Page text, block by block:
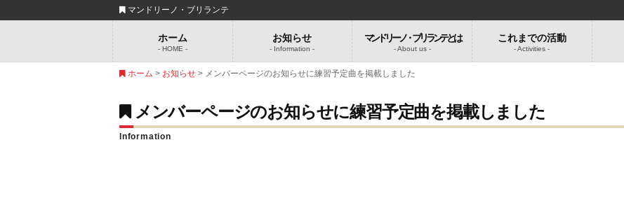
マンドリーノ・ブリランテ
ホーム
- HOME -
お知らせ
- Information -
マンドリーノ・ブリランテとは
- About us -
これまでの活動
- Activities -
ホーム > お知らせ > メンバーページのお知らせに練習予定曲を掲載しました
メンバーページのお知らせに練習予定曲を掲載しました
Information